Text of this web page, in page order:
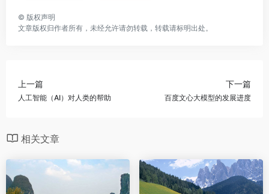
© 版权声明
文章版权归作者所有，未经允许请勿转载，转载请标明出处。
上一篇
人工智能（AI）对人类的帮助
下一篇
百度文心大模型的发展进度
相关文章